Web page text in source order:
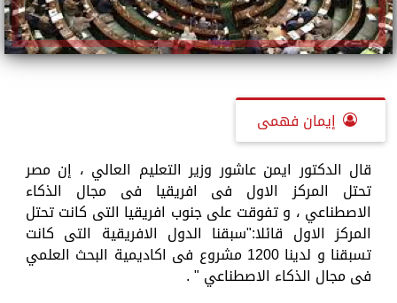
إيمان فهمى
قال الدكتور ايمن عاشور وزير التعليم العالي ، إن مصر
تحتل المركز الاول فى افريقيا فى مجال الذكاء
الاصطناعي ، و تفوقت على جنوب افريقيا التى كانت تحتل
المركز الاول قائلا:"سبقنا الدول الافريقية التى كانت
تسبقنا و لدينا 1200 مشروع فى اكاديمية البحث العلمي
فى مجال الذكاء الاصطناعي " .